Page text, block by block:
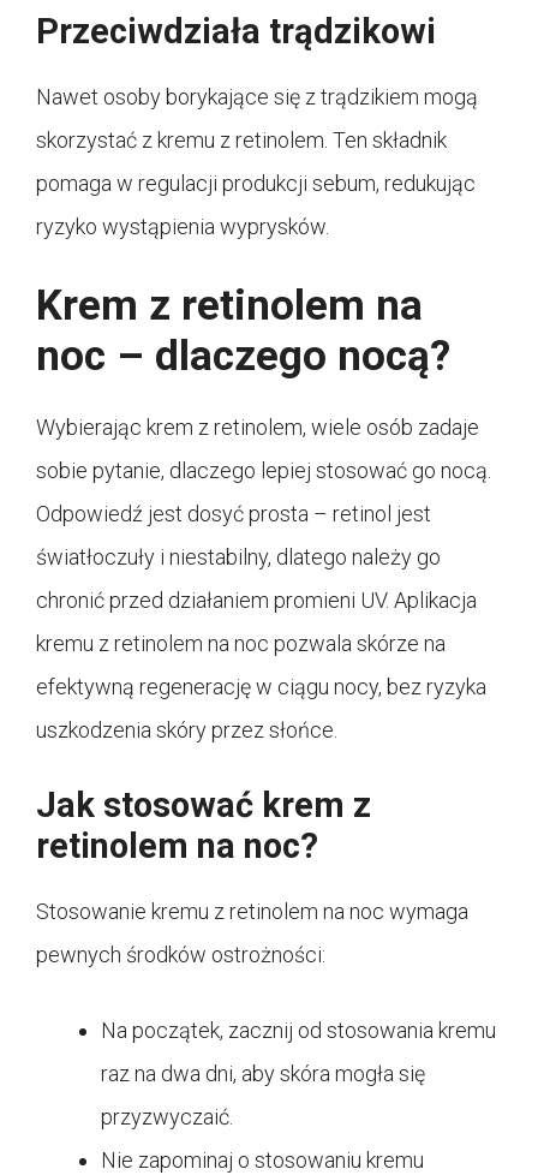
Przeciwdziała trądzikowi
Nawet osoby borykające się z trądzikiem mogą
skorzystać z kremu z retinolem. Ten składnik
pomaga w regulacji produkcji sebum, redukując
ryzyko wystąpienia wyprysków.
Krem z retinolem na
noc – dlaczego nocą?
Wybierając krem z retinolem, wiele osób zadaje
sobie pytanie, dlaczego lepiej stosować go nocą.
Odpowiedź jest dosyć prosta – retinol jest
światłoczuły i niestabilny, dlatego należy go
chronić przed działaniem promieni UV. Aplikacja
kremu z retinolem na noc pozwala skórze na
efektywną regenerację w ciągu nocy, bez ryzyka
uszkodzenia skóry przez słońce.
Jak stosować krem z
retinolem na noc?
Stosowanie kremu z retinolem na noc wymaga
pewnych środków ostrożności:
Na początek, zacznij od stosowania kremu
raz na dwa dni, aby skóra mogła się
przyzwyczaić.
Nie zapominaj o stosowaniu kremu